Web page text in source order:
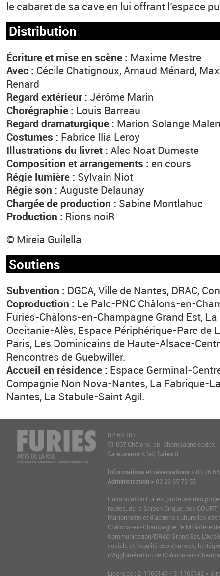
le cabaret de sa cave en lui offrant l’espace
Distribution
Écriture et mise en scène : Maxime Mestre
Avec : Cécile Chatignoux, Arnaud Ménard,
Renard
Regard extérieur : Jérôme Marin
Chorégraphie : Louis Barreau
Regard dramaturgique : Marion Solange
Costumes : Fabrice Ilia Leroy
Illustrations du livret : Alec Noat Dumeste
Composition et arrangements : en cours
Régie lumière : Sylvain Niot
Régie son : Auguste Delaunay
Chargée de production : Sabine Montlahuc
Production : Rions noiR
© Mireia Guilella
Soutiens
Subvention : DGCA, Ville de Nantes, DRAC,
Coproduction : Le Palc-PNC Châlons-en-
Furies-Châlons-en-Champagne Grand Est, La
Occitanie-Alès, Espace Périphérique-Parc de
Paris, Les Dominicains de Haute-Alsace-
Rencontres de Guebwiller.
Accueil en résidence : Espace Germinal-
Compagnie Non Nova-Nantes, La Fabrique-
Nantes, La Stabule-Saint Agil.
BP 60 101
51 007 Châlons-en-Champagne cedex
furieusement (at) furies.fr
Informations et réservations > 03 26
Administration > 03 26 65 73 55
L’association Furies, porteuse des
routes, de la Saison Cirque, des
Marionnette et d’actions culturelles est
Châlons-en-Champagne, le Ministère
Communication/DRAC Grand Est,
sociale et l’égalité des chances, la
d’Agglomération de Châlons-en-
Licences : 2-1106141 / 3-1106142 >